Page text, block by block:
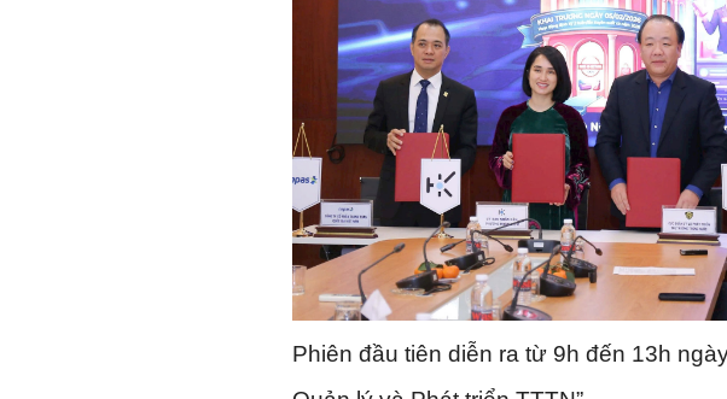
Phiên đầu tiên diễn ra từ 9h đến 13h